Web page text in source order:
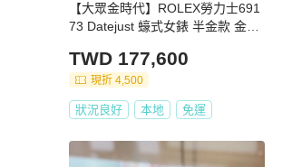
【大眾金時代】ROLEX勞力士691
73 Datejust 蠔式女錶 半金款 金色
1376
TWD 177,600
現折 4,500
狀況良好 本地 免運